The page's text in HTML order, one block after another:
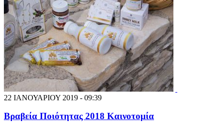
22 ΙΑΝΟΥΑΡΙΟΥ 2019 - 09:39
Βραβεία Ποιότητας 2018 Καινοτομία